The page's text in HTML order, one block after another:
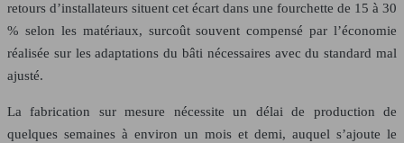
retours d’installateurs situent cet écart dans une fourchette de 15 à 30
% selon les matériaux, surcoût souvent compensé par l’économie
réalisée sur les adaptations du bâti nécessaires avec du standard mal
ajusté.
La fabrication sur mesure nécessite un délai de production de
quelques semaines à environ un mois et demi, auquel s’ajoute le